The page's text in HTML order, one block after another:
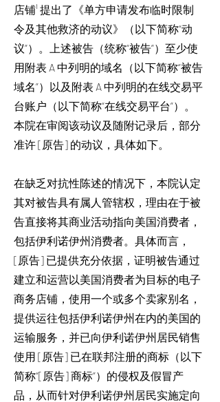
店铺¹ 提出了《单方申请发布临时限制
令及其他救济的动议》（以下简称“动
议”）。上述被告（统称“被告”）至少使
用附表 A 中列明的域名（以下简称“被告
域名”）以及附表 A 中列明的在线交易平
台账户（以下简称“在线交易平台”）。
本院在审阅该动议及随附记录后，部分
准许 [原告] 的动议，具体如下。
在缺乏对抗性陈述的情况下，本院认定
其对被告具有属人管辖权，理由在于被
告直接将其商业活动指向美国消费者，
包括伊利诺伊州消费者。具体而言，
[原告] 已提供充分依据，证明被告通过
建立和运营以美国消费者为目标的电子
商务店铺，使用一个或多个卖家别名，
提供运往包括伊利诺伊州在内的美国的
运输服务，并已向伊利诺伊州居民销售
使用 [原告] 已在联邦注册的商标（以下
简称“[原告] 商标”）的侵权及假冒产
品，从而针对伊利诺伊州居民实施定向